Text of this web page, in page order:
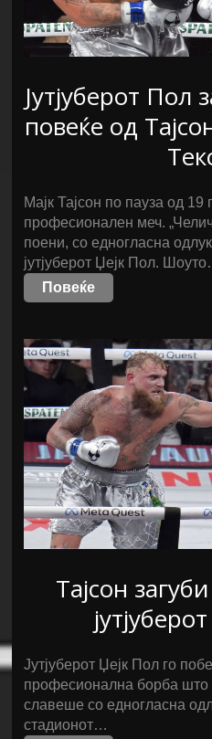
Јутјуберот Пол
повеќе од
Мајк Тајсон по пауза од
професионален меч.
поени, со едногласна
јутјуберот Џејк Пол.
Повеќе
Тајсон
Јутјуберот Џејк Пол го
професионална борба
славеше со едногласна
стадионот…